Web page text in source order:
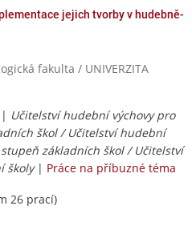
jejich tvorby v hudebně-
fakulta / UNIVERZITA
| Učitelství hudební výchovy pro
škol / Učitelství hudební
základních škol / Učitelství
školy| Práce na příbuzné téma
26 prací)